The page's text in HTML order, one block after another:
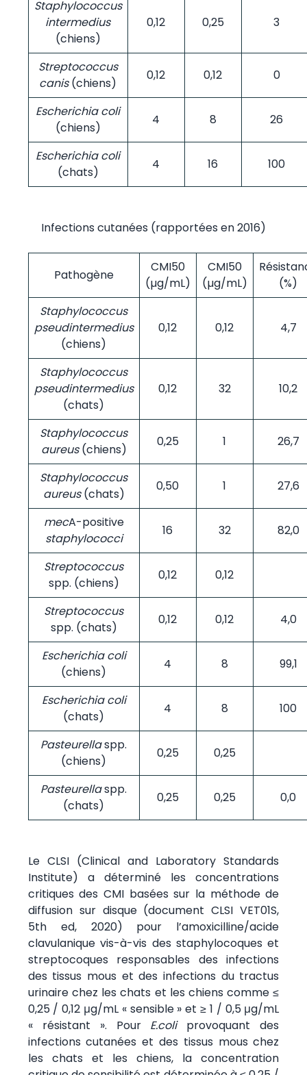
Staphylococcus
intermedius
(chiens)
0,12 0,25 3
Streptococcus
canis(chiens)
0,12 0,12 0
Escherichia coli
(chiens)
4 8 26
Escherichia coli
(chats)
4 16 100
Infections cutanées (rapportées en 2016)
Pathogène
CMI50
(µg/mL)
CMI50
(µg/mL)
(%)
Staphylococcus
pseudintermedius
(chiens)
0,12 0,12 4,7
Staphylococcus
pseudintermedius
(chats)
0,12 32 10,2
Staphylococcus
aureus(chiens)
0,25 1 26,7
Staphylococcus
aureus(chats)
0,50 1 27,6
mecA-positive
staphylococci
16 32 82,0
Streptococcus
spp. (chiens)
0,12 0,12
Streptococcus
spp. (chats)
0,12 0,12 4,0
Escherichia coli
(chiens)
4 8 99,1
Escherichia coli
(chats)
4 8 100
Pasteurellaspp.
(chiens)
0,25 0,25
Pasteurellaspp.
(chats)
0,25 0,25 0,0
Le CLSI (Clinical and Laboratory Standards
Institute) a déterminé les concentrations
critiques des CMI basées sur la méthode de
diffusion sur disque (document CLSI VET01S,
5th ed, 2020) pour l’amoxicilline/acide
clavulanique vis-à-vis des staphylocoques et
streptocoques responsables des infections
des tissus mous et des infections du tractus
urinaire chez les chats et les chiens comme ≤
0,25 / 0,12 μg/mL « sensible » et ≥ 1 / 0,5 μg/mL
« résistant ». Pour E.coliprovoquant des
infections cutanées et des tissus mous chez
les chats et les chiens, la concentration